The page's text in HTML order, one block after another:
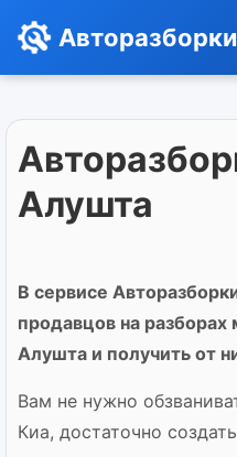
Авторазборки
Алушта
В сервисе
продавцов на разборах
Алушта и получить от
Вам не нужно
Киа, достаточно